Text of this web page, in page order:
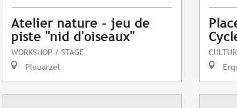
Atelier nature - jeu de
piste "nid d'oiseaux"
WORKSHOP / STAGE
Plouarzel